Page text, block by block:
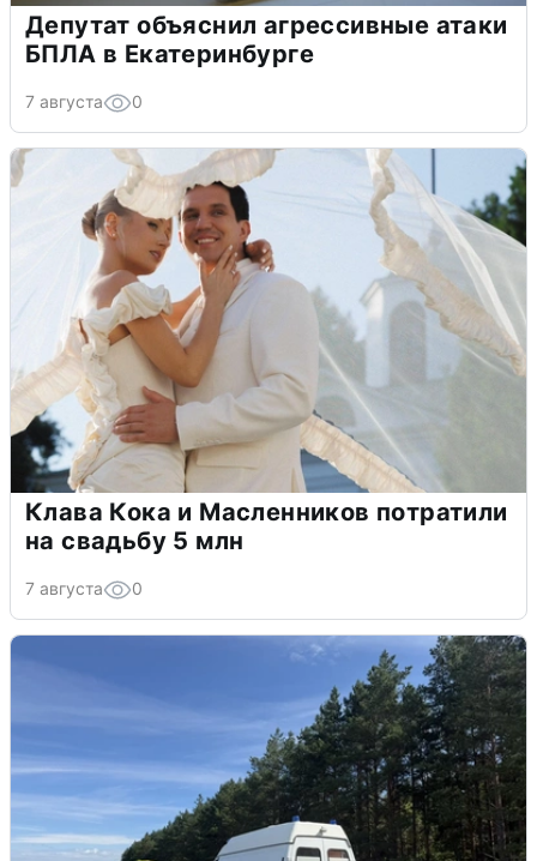
Депутат объяснил агрессивные атаки
БПЛА в Екатеринбурге
7 августа 0
Клава Кока и Масленников потратили
на свадьбу 5 млн
7 августа 0